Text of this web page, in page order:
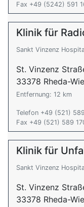
Fax +49 (5242) 591
Klinik für
Sankt Vinzenz
St. Vinzenz
33378 Rheda-
Entfernung: 12 km
Telefon +49 (521)
Fax +49 (521) 589
Klinik für
Sankt Vinzenz
St. Vinzenz
33378 Rheda-